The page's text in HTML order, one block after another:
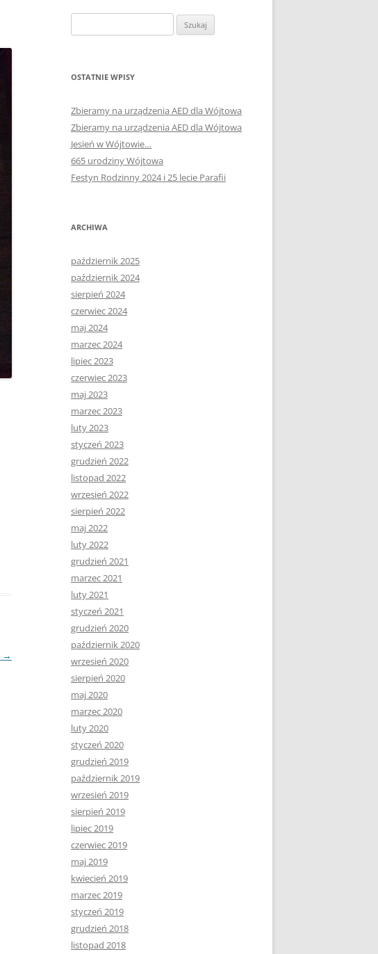
→
OSTATNIE WPISY
Zbieramy na urządzenia AED dla Wójtowa
Zbieramy na urządzenia AED dla Wójtowa
Jesień w Wójtowie…
665 urodziny Wójtowa
Festyn Rodzinny 2024 i 25 lecie Parafii
ARCHIWA
październik 2025
październik 2024
sierpień 2024
czerwiec 2024
maj 2024
marzec 2024
lipiec 2023
czerwiec 2023
maj 2023
marzec 2023
luty 2023
styczeń 2023
grudzień 2022
listopad 2022
wrzesień 2022
sierpień 2022
maj 2022
luty 2022
grudzień 2021
marzec 2021
luty 2021
styczeń 2021
grudzień 2020
październik 2020
wrzesień 2020
sierpień 2020
maj 2020
marzec 2020
luty 2020
styczeń 2020
grudzień 2019
październik 2019
wrzesień 2019
sierpień 2019
lipiec 2019
czerwiec 2019
maj 2019
kwiecień 2019
marzec 2019
styczeń 2019
grudzień 2018
listopad 2018